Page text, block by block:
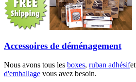
Accessoires de déménagement
Nous avons tous les boxes, ruban adhésifet
d'emballage vous avez besoin.